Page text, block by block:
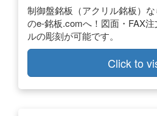
制御盤銘板（アクリル銘板）
のe-銘板.comへ！図面・FAX
ルの彫刻が可能です。
Click to